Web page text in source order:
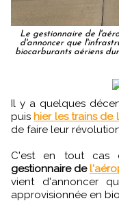
Le gestionnaire de
d'annoncer que
biocarburants aériens
puis hier les trains de
de faire leur
C'est en tout cas
gestionnaire de
vient d'annoncer
approvisionnée en